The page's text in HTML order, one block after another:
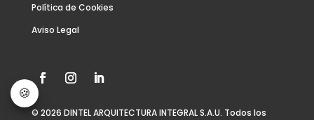
Política de Cookies
Aviso Legal
© 2026 DINTEL ARQUITECTURA INTEGRAL S.A.U. Todos los